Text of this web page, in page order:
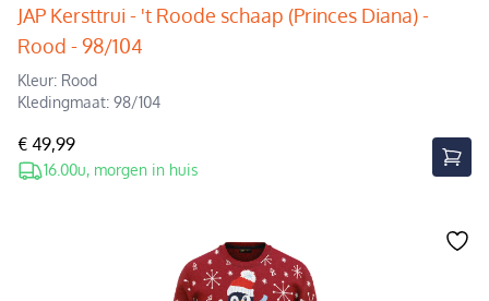
JAP Kersttrui - 't Roode schaap (Princes Diana) -
Rood - 98/104
Kleur: Rood
Kledingmaat: 98/104
€ 49,99
16.00u, morgen in huis